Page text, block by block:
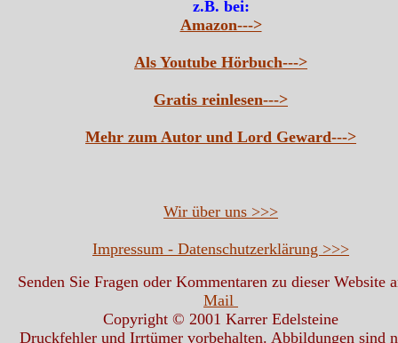
z.B. bei:
Amazon--->
Als Youtube Hörbuch--->
Gratis reinlesen--->
Mehr zum Autor und Lord Geward--->
Wir über uns >>>
Impressum - Datenschutzerklärung >>>
Senden Sie Fragen oder Kommentaren zu dieser Website
Mail
Copyright © 2001 Karrer Edelsteine
Druckfehler und Irrtümer vorbehalten. Abbildungen sind